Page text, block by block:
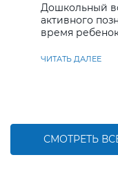
Дошкольный
активного
время
ЧИТАТЬ ДАЛЕЕ
СМОТРЕТЬ